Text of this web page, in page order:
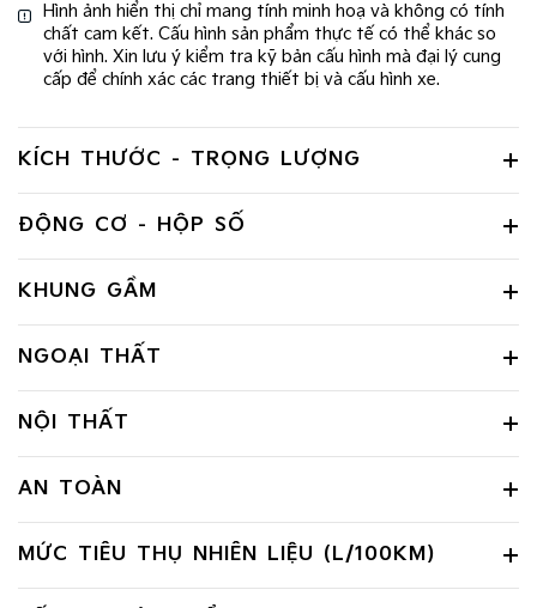
Hình ảnh hiển thị chỉ mang tính minh hoạ và không có tính
chất cam kết. Cấu hình sản phẩm thực tế có thể khác so
với hình. Xin lưu ý kiểm tra kỹ bản cấu hình mà đại lý cung
cấp để chính xác các trang thiết bị và cấu hình xe.
KÍCH THƯỚC - TRỌNG LƯỢNG
ĐỘNG CƠ - HỘP SỐ
KHUNG GẦM
NGOẠI THẤT
NỘI THẤT
AN TOÀN
MỨC TIÊU THỤ NHIÊN LIỆU (L/100KM)